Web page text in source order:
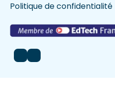
Politique de confidentialité